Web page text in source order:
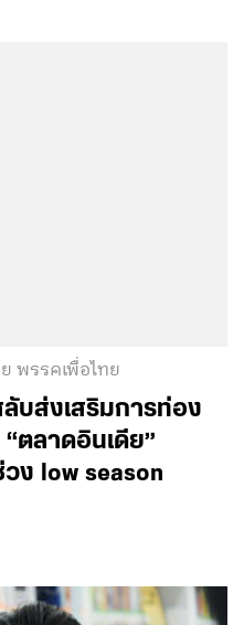
พรรคเพื่อไทย
ลับส่งเสริมการท่อง
ตลาดอินเดีย”
ง low season